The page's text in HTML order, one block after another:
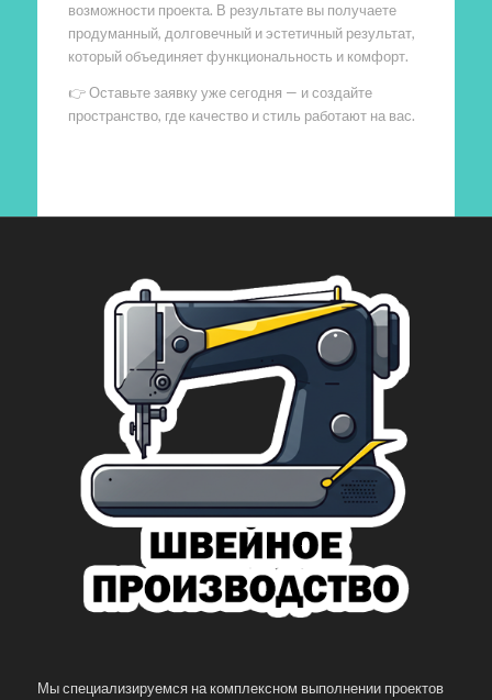
возможности проекта. В результате вы получаете
продуманный, долговечный и эстетичный результат,
который объединяет функциональность и комфорт.
👉 Оставьте заявку уже сегодня — и создайте
пространство, где качество и стиль работают на вас.
Мы специализируемся на комплексном выполнении проектов